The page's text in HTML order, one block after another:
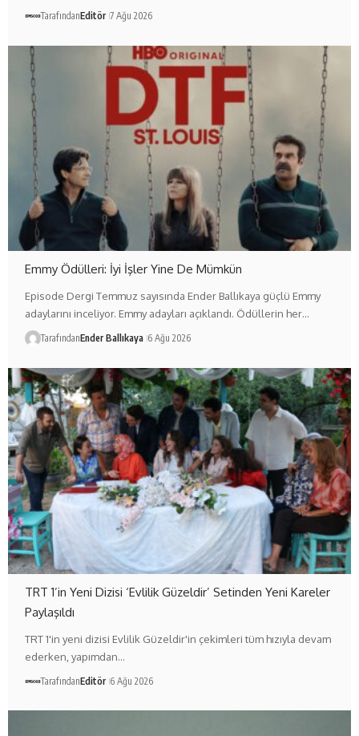
TarafındanEditör 7 Ağu 2026
Emmy Ödülleri: İyi İşler Yine De Mümkün
Episode Dergi Temmuz sayısında Ender Ballıkaya güçlü Emmy
adaylarını inceliyor. Emmy adayları açıklandı. Ödüllerin her…
TarafındanEnder Ballıkaya 6 Ağu 2026
TRT 1’in Yeni Dizisi ‘Evlilik Güzeldir’ Setinden Yeni Kareler
Paylaşıldı
TRT 1'in yeni dizisi Evlilik Güzeldir'in çekimleri tüm hızıyla devam
ederken, yapımdan…
TarafındanEditör 6 Ağu 2026